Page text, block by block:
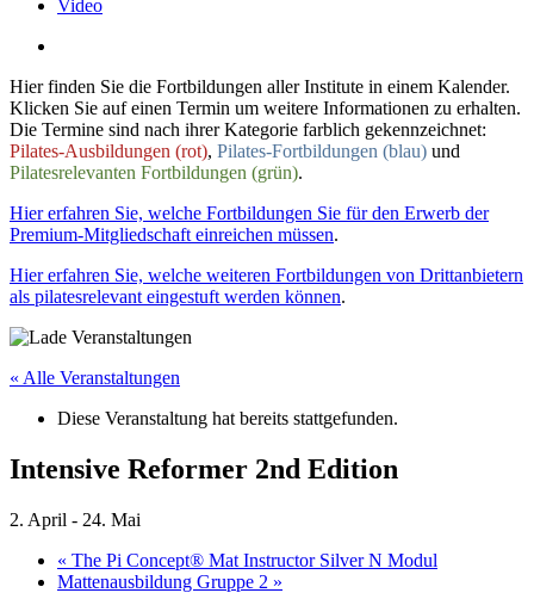
Video
Hier finden Sie die Fortbildungen aller Institute in einem Kalender.
Klicken Sie auf einen Termin um weitere Informationen zu erhalten.
Die Termine sind nach ihrer Kategorie farblich gekennzeichnet:
Pilates-Ausbildungen (rot), Pilates-Fortbildungen (blau) und
Pilatesrelevanten Fortbildungen (grün).
Hier erfahren Sie, welche Fortbildungen Sie für den Erwerb der
Premium-Mitgliedschaft einreichen müssen.
Hier erfahren Sie, welche weiteren Fortbildungen von Drittanbietern
als pilatesrelevant eingestuft werden können.
« Alle Veranstaltungen
Diese Veranstaltung hat bereits stattgefunden.
Intensive Reformer 2nd Edition
2. April - 24. Mai
« The Pi Concept® Mat Instructor Silver N Modul
Mattenausbildung Gruppe 2 »